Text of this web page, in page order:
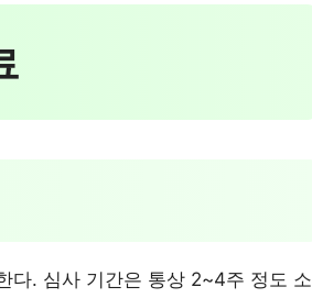
다. 심사 기간은 통상 2~4주 정도 소